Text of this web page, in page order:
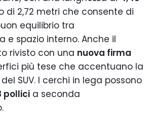
di 2,72 metri che consente di
equilibrio tra
e spazio interno. Anche il
rivisto con una nuova firma
più tese che accentuano la
SUV. I cerchi in lega possono
pollici a seconda